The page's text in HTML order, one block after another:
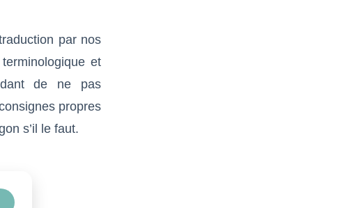
par nos
et
de ne pas
propres
s’il le faut.